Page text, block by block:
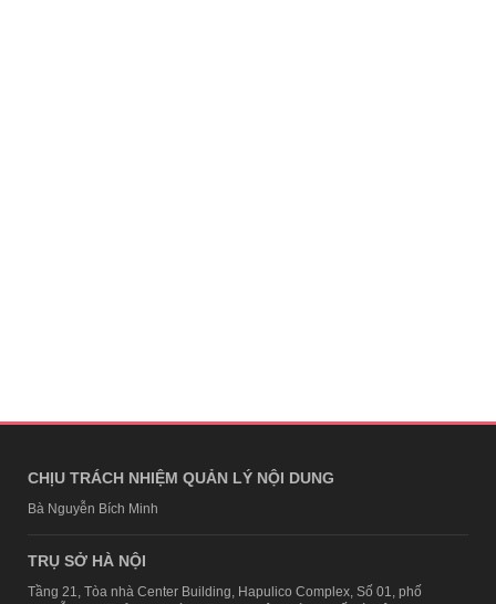
CHỊU TRÁCH NHIỆM QUẢN LÝ NỘI DUNG
Bà Nguyễn Bích Minh
TRỤ SỞ HÀ NỘI
Tầng 21, Tòa nhà Center Building, Hapulico Complex, Số 01, phố